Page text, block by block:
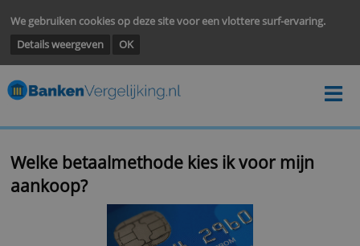
We gebruiken cookies op deze site voor een vlottere surf-
Details weergeven
Welke betaalmethode kies ik voor mijn